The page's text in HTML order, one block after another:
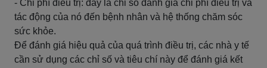
- Chi phí điều trị: đây là chỉ số đánh giá chi phí điều trị và
tác động của nó đến bệnh nhân và hệ thống chăm sóc
sức khỏe.
Để đánh giá hiệu quả của quá trình điều trị, các nhà y tế
cần sử dụng các chỉ số và tiêu chí này để đánh giá kết